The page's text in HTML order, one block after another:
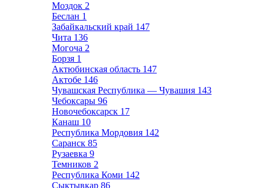
Моздок 2
Беслан 1
Забайкальский край 147
Чита 136
Могоча 2
Борзя 1
Актюбинская область 147
Актобе 146
Чувашская Республика — Чувашия 143
Чебоксары 96
Новочебоксарск 17
Канаш 10
Республика Мордовия 142
Саранск 85
Рузаевка 9
Темников 2
Республика Коми 142
Сыктывкар 86